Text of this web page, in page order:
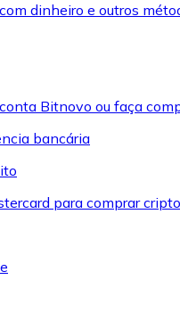
dinheiro e outros
Bitnovo ou faça
bancária
para comprar